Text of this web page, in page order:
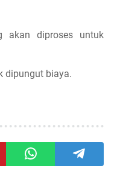
akan diproses untuk
dipungut biaya.